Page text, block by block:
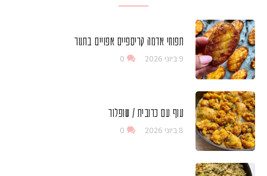
תפוחי אדמה קריספיים אפויים בתנור
9 ביוני 2026 0
עוף עם כרובית / שופלור
8 ביוני 2026 0